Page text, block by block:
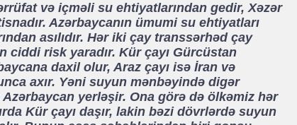
və içməli su ehtiyatlarından gedir, Xəzər
Azərbaycanın ümumi su ehtiyatları
asılıdır. Hər iki çay transsərhəd çay
ciddi risk yaradır. Kür çayı Gürcüstan
daxil olur, Araz çayı isə İran və
axır. Yəni suyun mənbəyində digər
yerləşir. Ona görə də ölkəmiz hər
Kür çayı daşır, lakin bəzi dövrlərdə suyun